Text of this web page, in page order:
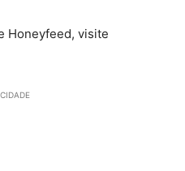
Honeyfeed, visite